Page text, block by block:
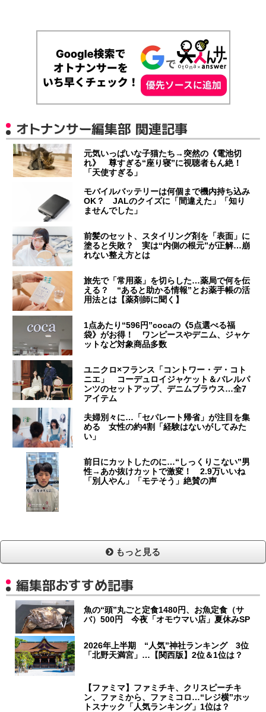
オトナンサー編集部 関連記事
元気いっぱいな子猫たち→突然の《電池切
れ》 尊すぎる“座り寝”に視聴者もん絶！
「天使すぎる」
モバイルバッテリーは何個まで機内持ち込み
OK？ JALのクイズに「間違えた」「知り
ませんでした」
前髪のセット、スタイリング剤を「表面」に
塗ると失敗？ 実は“内側の根元”が正解…崩
れない整え方とは
旅先で「常用薬」を切らした…薬局で何を伝
える？ “あると助かる情報”とお薬手帳の活
用法とは【薬剤師に聞く】
1点あたり“596円”cocaの《5点選べる福
袋》がお得！ ワンピースやデニム、ジャケ
ットなど対象商品多数
ユニクロ×フランス「コントワー・デ・コト
ニエ」 コーデュロイジャケット＆バレルパ
ンツのセットアップ、デニムブラウス…全7
アイテム
夫婦別々に…「セパレート帰省」が注目を集
める 女性の約4割「経験はないがしてみた
い」
前日にカットしたのに…“しっくりこない”男
性→あか抜けカットで激変！ 2.9万いいね
「別人やん」「モテそう」絶賛の声
もっと見る
編集部おすすめ記事
魚の“頭”丸ごと定食1480円、お魚定食（サ
バ）500円 今夜「オモウマい店」夏休みSP
2026年上半期 “人気”神社ランキング 3位
「北野天満宮」…【関西版】2位＆1位は？
【ファミマ】ファミチキ、クリスピーチキ
ン、ファミから、ファミコロ…“レジ横”ホッ
トスナック「人気ランキング」1位は？